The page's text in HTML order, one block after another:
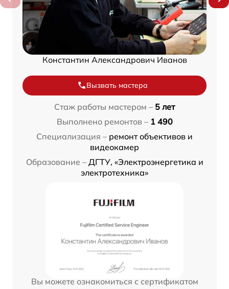
Константин Александрович Иванов
Вызвать мастера
Стаж работы мастером – 5 лет
Выполнено ремонтов – 1 490
Специализация – ремонт объективов и
видеокамер
Образование – ДГТУ, «Электроэнергетика и
электротехника»
Вы можете ознакомиться с сертификатом